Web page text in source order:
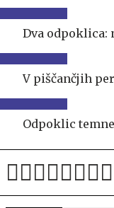
Dva
V piščančjih
Odpoklic